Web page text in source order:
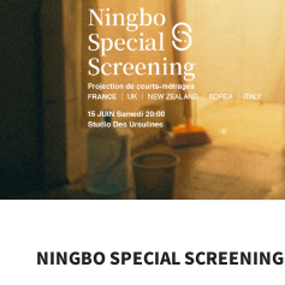
NINGBO SPECIAL SCREENING